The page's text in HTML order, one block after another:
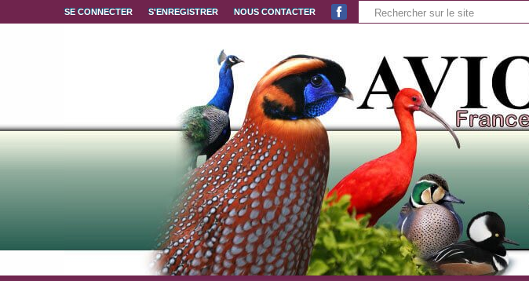
Aller au contenu principal
SE CONNECTER S'ENREGISTRER NOUS CONTACTER